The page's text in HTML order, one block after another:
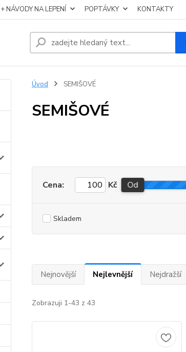
NÁVODY NA LEPENÍ POPTÁVKY KONTAKTY
Úvod SEMIŠOVÉ
SEMIŠOVÉ
Cena: Kč Od
Skladem
Nejnovější Nejlevnější Nejdražší
Zobrazuji 1-43 z 43